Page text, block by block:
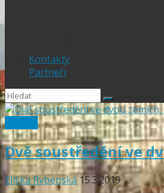
Kontakty
Partneři
Dvě soustředění ve
Eliška Rybenská15.3.2019